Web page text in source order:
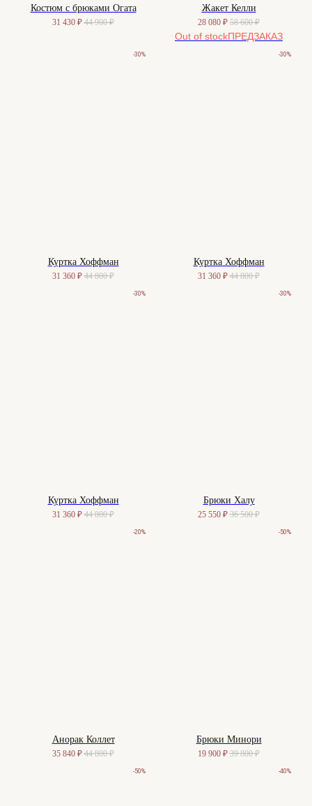
Костюм с брюками Огата
31 430 ₽ 44 900 ₽
Жакет Келли
28 080 ₽ 58 600 ₽
Out of stock
-30%
Куртка Хоффман
31 360 ₽ 44 800 ₽
-30%
Куртка Хоффман
31 360 ₽ 44 800 ₽
-30%
Куртка Хоффман
31 360 ₽ 44 800 ₽
-30%
Брюки Халу
25 550 ₽ 36 500 ₽
-20%
Анорак Коллет
35 840 ₽ 44 800 ₽
-50%
Брюки Минори
19 900 ₽ 39 800 ₽
-50% -40%